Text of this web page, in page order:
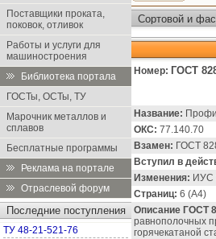
Поставщики проката,
поковок, отливок
Работы и услуги для
машиностроения
Библиотека портала
ГОСТы, ОСТы, ТУ
Марочник металлов и
сплавов
Бесплатные программы
Реклама на портале
Отраслевой форум
Последние поступления
ТУ 48-21-521-76
Сортовой и
Номер: ГОСТ
Название:
ОКС: 77.140.70
Взамен: ГОСТ
Вступил в
Изменения: ИУС
Страниц: 6 (А4)
Описание ГОСТ
равнополочных
горячекатаной